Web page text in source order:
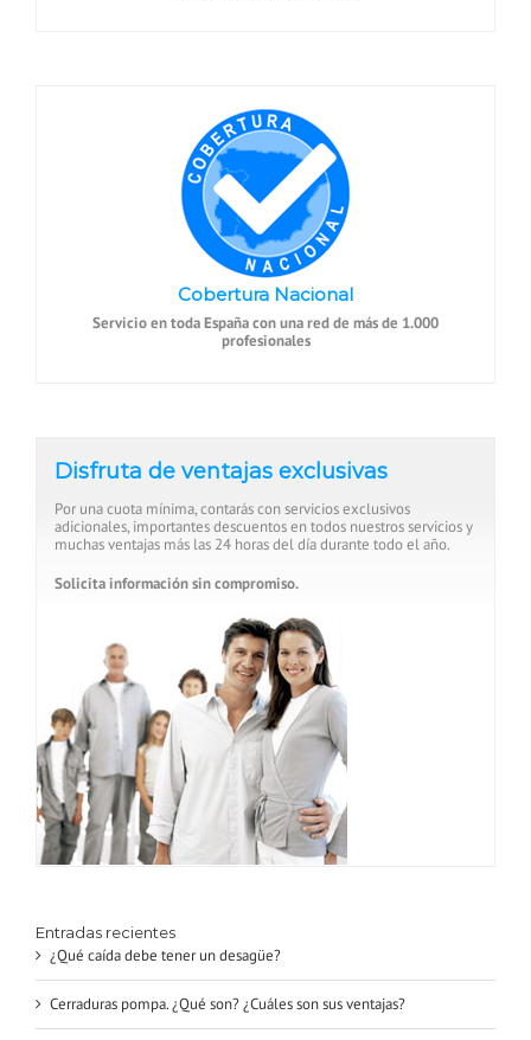
Cobertura Nacional
Servicio en toda España con una red de más de 1.000
profesionales
Disfruta de ventajas exclusivas
Por una cuota mínima, contarás con servicios exclusivos
adicionales, importantes descuentos en todos nuestros servicios y
muchas ventajas más las 24 horas del día durante todo el año.
Solicita información sin compromiso.
Entradas recientes
¿Qué caída debe tener un desagüe?
Cerraduras pompa. ¿Qué son? ¿Cuáles son sus ventajas?